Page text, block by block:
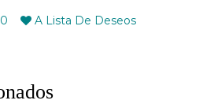
0 A Lista De Deseos